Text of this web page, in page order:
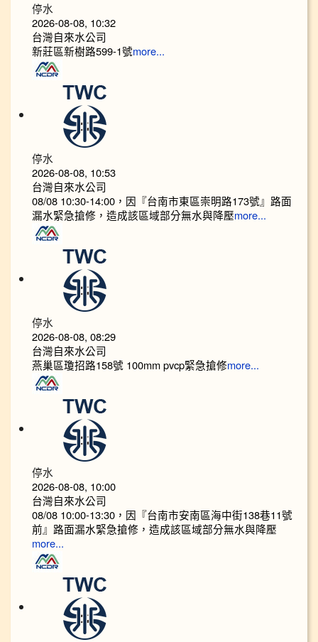
停水
2026-08-08, 10:32
台灣自來水公司
新莊區新樹路599-1號more...
停水
2026-08-08, 10:53
台灣自來水公司
08/08 10:30-14:00，因『台南市東區崇明路173號』路面
漏水緊急搶修，造成該區域部分無水與降壓more...
停水
2026-08-08, 08:29
台灣自來水公司
燕巢區瓊招路158號 100mm pvcp緊急搶修more...
停水
2026-08-08, 10:00
台灣自來水公司
08/08 10:00-13:30，因『台南市安南區海中街138巷11號
前』路面漏水緊急搶修，造成該區域部分無水與降壓
more...